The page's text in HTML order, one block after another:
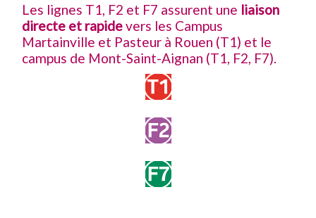
Les lignes T1, F2 et F7 assurent une liaison
directe et rapidevers les Campus
Martainville et Pasteur à Rouen (T1) et le
campus de Mont-Saint-Aignan (T1, F2, F7).